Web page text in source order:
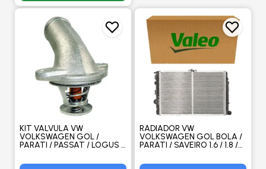
KIT VALVULA VW
VOLKSWAGEN GOL /
PARATI / PASSAT / LOGUS /
MONDEO - VALCLEI
RADIADOR VW
VOLKSWAGEN GOL BOLA /
PARATI / SAVEIRO 1.6 / 1.8 /
VALEO